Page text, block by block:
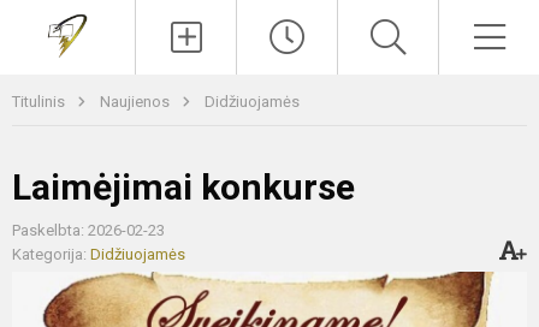
Titulinis Naujienos Didžiuojamės
Laimėjimai konkurse
Paskelbta: 2026-02-23
Kategorija: Didžiuojamės